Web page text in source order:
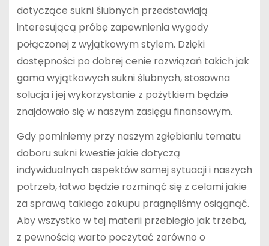
dotyczące sukni ślubnych przedstawiają
interesującą próbę zapewnienia wygody
połączonej z wyjątkowym stylem. Dzięki
dostępności po dobrej cenie rozwiązań takich jak
gama wyjątkowych sukni ślubnych, stosowna
solucja i jej wykorzystanie z pożytkiem będzie
znajdowało się w naszym zasięgu finansowym.
Gdy pominiemy przy naszym zgłębianiu tematu
doboru sukni kwestie jakie dotyczą
indywidualnych aspektów samej sytuacji i naszych
potrzeb, łatwo będzie rozminąć się z celami jakie
za sprawą takiego zakupu pragnęliśmy osiągnąć.
Aby wszystko w tej materii przebiegło jak trzeba,
z pewnością warto poczytać zarówno o